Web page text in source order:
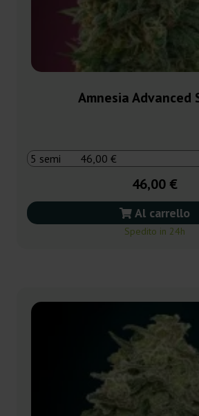
Amnesia Advanced
46,00 €
Al carrello
Spedito in 24h